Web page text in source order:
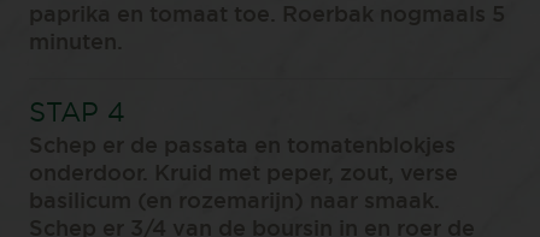
paprika en tomaat toe. Roerbak nogmaals 5
minuten. ⁠
⁠Schep er de passata en tomatenblokjes
onderdoor. Kruid met peper, zout, verse
basilicum (en rozemarijn) naar smaak.
Schep er 3/4 van de boursin in en roer de